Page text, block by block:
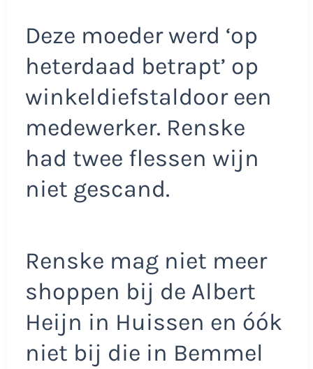
Deze moeder werd ‘op
heterdaad betrapt’ op
winkeldiefstaldoor een
medewerker. Renske
had twee flessen wijn
niet gescand.
Renske mag niet meer
shoppen bij de Albert
Heijn in Huissen en óók
niet bij die in Bemmel